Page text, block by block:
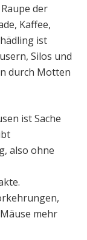
der
Kaffee,
ist
Silos und
durch Motten
ist Sache
also ohne
mehr